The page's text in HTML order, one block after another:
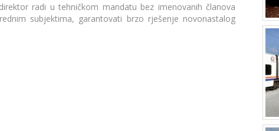
radi u tehničkom mandatu bez imenovanih članova
subjektima, garantovati brzo rješenje novonastalog